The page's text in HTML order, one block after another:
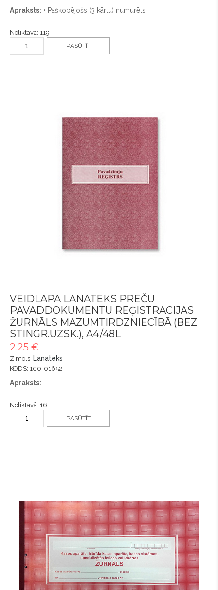
Apraksts: • Paškopējošs (3 kārtu) numurēts
Noliktavā: 119
PASŪTĪT
VEIDLAPA LANATEKS PREČU
PAVADDOKUMENTU REĢISTRĀCIJAS
ŽURNĀLS MAZUMTIRDZNIECĪBĀ (BEZ
STINGR.UZSK.), A4/48L
2.25 €
Zīmols: Lanateks
KODS: 100-01652
Apraksts:
Noliktavā: 16
PASŪTĪT